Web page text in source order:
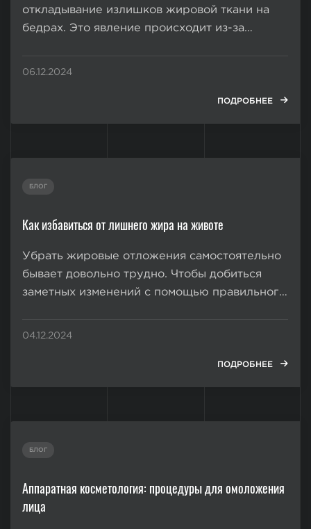
откладывание излишков жировой ткани на
бедрах. Это явление происходит из-за
называют «ушками» или «галифе». Из-за
06.12.2024
ПОДРОБНЕЕ
БЛОГ
Как избавиться от лишнего жира на животе
Убрать жировые отложения самостоятельно
бывает довольно трудно. Чтобы добиться
заметных изменений с помощью правильного
у желающих обрести подтянутую фигуру
04.12.2024
ПОДРОБНЕЕ
БЛОГ
Аппаратная косметология: процедуры для омоложения
лица